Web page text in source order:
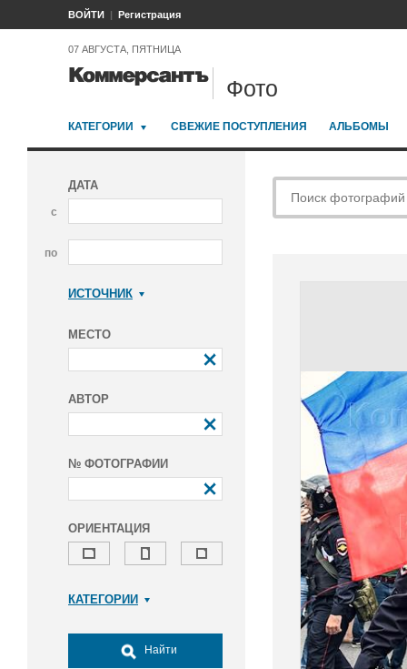
ВОЙТИ Регистрация
07 АВГУСТА, ПЯТНИЦА
Фото
КАТЕГОРИИ СВЕЖИЕ ПОСТУПЛЕНИЯ АЛЬБОМЫ
ДАТА
с
по
ИСТОЧНИК
МЕСТО
АВТОР
№ ФОТОГРАФИИ
ОРИЕНТАЦИЯ
КАТЕГОРИИ
Досуг, туризм и отдых
Найти